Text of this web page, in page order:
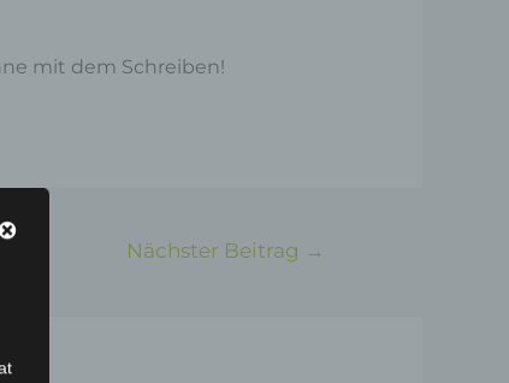
mit dem Schreiben!
Nächster Beitrag →